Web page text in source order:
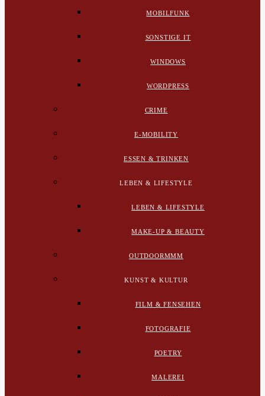
MOBILFUNK
SONSTIGE IT
WINDOWS
WORDPRESS
CRIME
E-MOBILITY
ESSEN & TRINKEN
LEBEN & LIFESTYLE
LEBEN & LIFESTYLE
MAKE-UP & BEAUTY
OUTDOORMMM
KUNST & KULTUR
FILM & FENSEHEN
FOTOGRAFIE
POETRY
MALEREI